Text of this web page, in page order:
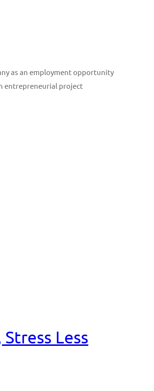
as an employment opportunity
entrepreneurial project
Less